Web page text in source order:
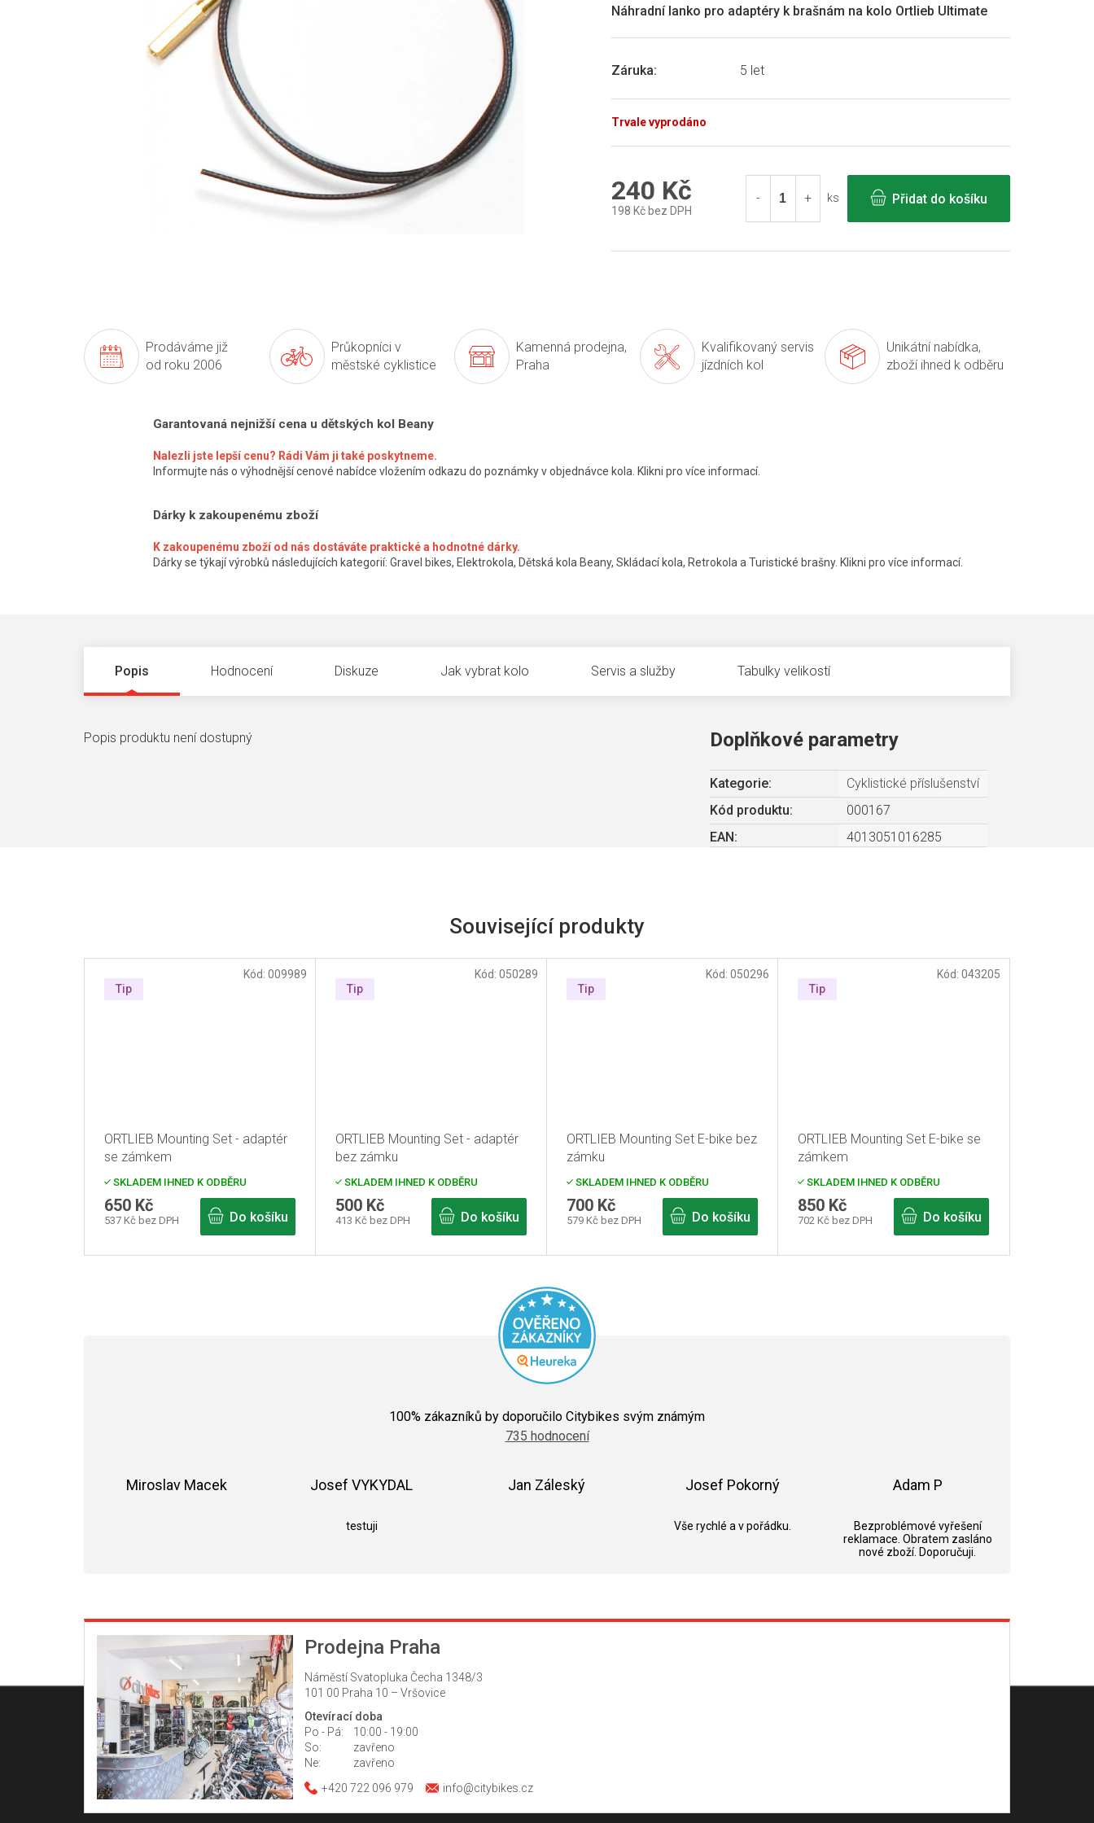
Trvale vyprodáno
Záruka: 5 let
Náhradní lanko pro adaptéry k brašnám na kolo Ortlieb Ultimate
0,0
5
240 Kč
198 Kč bez DPH
ks Přidat do košíku
Prodáváme již
od roku 2006
Průkopníci v
městské cyklistice
Kamenná prodejna,
Praha
Kvalifikovaný servis
jízdních kol
Unikátní nabídka,
zboží ihned k odběru
Garantovaná nejnižší cena u dětských kol Beany
Nalezli jste lepší cenu? Rádi Vám ji také poskytneme.
Informujte nás o výhodnější cenové nabídce vložením odkazu do poznámky v objednávce kola. Klikni pro více informací.
Dárky k zakoupenému zboží
K zakoupenému zboží od nás dostáváte praktické a hodnotné dárky.
Dárky se týkají výrobků následujících kategorií: Gravel bikes, Elektrokola, Dětská kola Beany, Skládací kola, Retrokola a Turistické brašny. Klikni pro více informací.
Související produkty
Tip
ORTLIEB Mounting Set - adaptér
se zámkem
SKLADEM IHNED K ODBĚRU
537 Kč bez DPH
650 Kč
Do košíku
Kód: 009989
Tip
ORTLIEB Mounting Set - adaptér
bez zámku
SKLADEM IHNED K ODBĚRU
413 Kč bez DPH
500 Kč
Do košíku
Kód: 050289
Tip
ORTLIEB Mounting Set E-bike bez
zámku
SKLADEM IHNED K ODBĚRU
579 Kč bez DPH
700 Kč
Do košíku
Kód: 050296
Tip
ORTLIEB Mounting Set E-bike se
zámkem
SKLADEM IHNED K ODBĚRU
702 Kč bez DPH
850 Kč
Do košíku
Kód: 043205
Popis Hodnocení Diskuze Jak vybrat kolo Servis a služby Tabulky velikostí
Popis produktu není dostupný Doplňkové parametry
Kategorie:
Cyklistické příslušenství
Kód produktu:
000167
EAN : 4013051016285
hodnocení
obchodu
je
5
hvězdiček.
100% zákazníků by doporučilo Citybikes svým známým
735 hodnocení
Miroslav Macek Josef VYKYDAL
testuji
Jan Záleský Josef Pokorný
Vše rychlé a v pořádku.
Adam P
Bezproblémové vyřešení
reklamace. Obratem zasláno
nové zboží. Doporučuji.
Prodejna Praha
Náměstí Svatopluka Čecha 1348/3
101 00 Praha 10 – Vršovice
Otevírací doba
Po - Pá:
10:00 - 19:00
So:
zavřeno
Ne:
zavřeno
+420 722 096 979
info@citybikes.cz